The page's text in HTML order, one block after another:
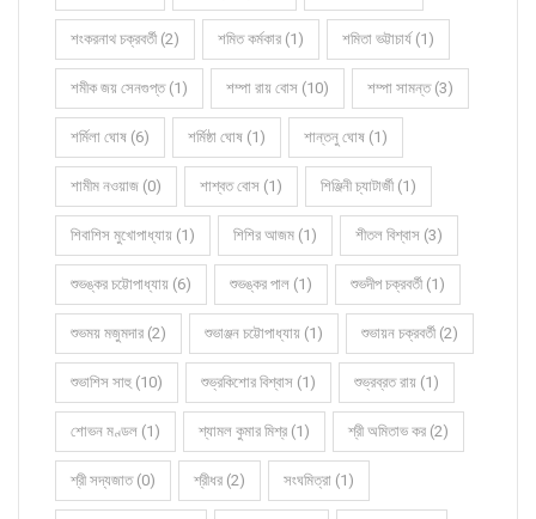
শংকরনাথ চক্রবর্তী (2) শমিত কর্মকার (1) শমিতা ভট্টাচার্য (1)
শমীক জয় সেনগুপ্ত (1) শম্পা রায় বোস (10) শম্পা সামন্ত (3)
শর্মিলা ঘোষ (6) শর্মিষ্ঠা ঘোষ (1) শান্তনু ঘোষ (1)
শামীম নওয়াজ (0) শাশ্বত বোস (1) শিঞ্জিনী চ্যাটার্জী (1)
শিবাশিস মুখোপাধ্যায় (1) শিশির আজম (1) শীতল বিশ্বাস (3)
শুভঙ্কর চট্টোপাধ্যায় (6) শুভঙ্কর পাল (1) শুভদীপ চক্রবর্তী (1)
শুভময় মজুমদার (2) শুভাঞ্জন চট্টোপাধ্যায় (1) শুভায়ন চক্রবর্তী (2)
শুভাশিস সাহু (10) শুভ্রকিশোর বিশ্বাস (1) শুভ্রব্রত রায় (1)
শোভন মণ্ডল (1) শ্যামল কুমার মিশ্র (1) শ্রী অমিতাভ কর (2)
শ্রী সদ্যজাত (0) শ্রীধর (2) সংঘমিত্রা (1)